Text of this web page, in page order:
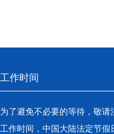
工作时间
为了避免不必要的等待，敬
工作时间，中国大陆法定节假